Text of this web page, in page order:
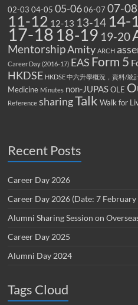
02-03 04-05 05-06 06-07 07-08
11-12 12-13 13-14 14-
17-18 18-19 19-20
MentorshipAmity ARCH
Career Day (2016-17) EAS Form 5
HKDSE HKDSE 中六升學概況，資料/統
Medicine Minutes non-JUPAS OLE
Reference sharingTalk Walk for
Recent Posts
Career Day 2026
Career Day 2026 (Date: 7
Alumni Sharing Session on
Career Day 2025
Alumni Day 2024
Tags Cloud